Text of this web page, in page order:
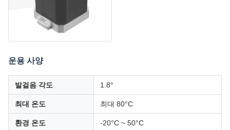
운용 사양
발걸음 각도 1.8°
최대 온도 최대 80°C
환경 온도 -20°C ~ 50°C